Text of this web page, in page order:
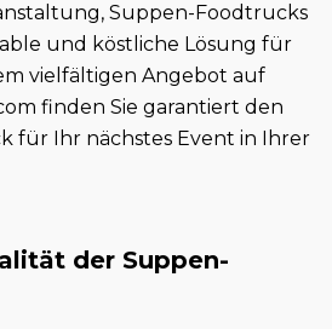
Suppen-Foodtrucks
und köstliche Lösung für
vielfältigen Angebot auf
finden Sie garantiert den
für Ihr nächstes Event in Ihrer
der Suppen-